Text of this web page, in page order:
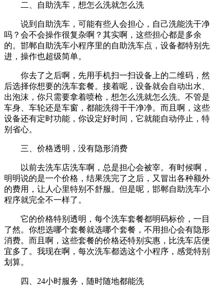
二、自助洗车，想怎么洗就怎么洗
说到自助洗车，可能有些人会担心，自己洗能洗干净
吗？会不会操作很复杂啊？其实啊，这些担心都是多余
的。邯郸自助洗车小程序里的自助洗车点，设备都特别先
进，操作也超级简单。
你去了之后啊，先用手机扫一扫设备上的二维码，然
后选择你想要的洗车套餐。接着呢，设备就会自动出水、
出泡沫，你只需要拿着喷枪，想怎么洗就怎么洗。不管是
车身、车轮还是车窗，都能洗得干干净净。而且啊，这些
设备还有定时功能，你设定好时间，它就能自动停止，特
别省心。
三、价格透明，没有隐形消费
以前去洗车店洗车啊，总是担心会被宰。有时候啊，
明明说的是一个价格，结果洗完了之后，又冒出各种额外
的费用，让人心里特别不舒服。但是呢，邯郸自助洗车小
程序就完全不一样了。
它的价格特别透明，每个洗车套餐都明码标价，一目
了然。你想选哪个套餐就选哪个套餐，不用担心会有隐形
消费。而且啊，这些套餐的价格还特别实惠，比洗车店便
宜多了。我现在啊，每次洗车都选这个小程序，感觉特别
划算。
四、24小时服务，随时随地都能洗